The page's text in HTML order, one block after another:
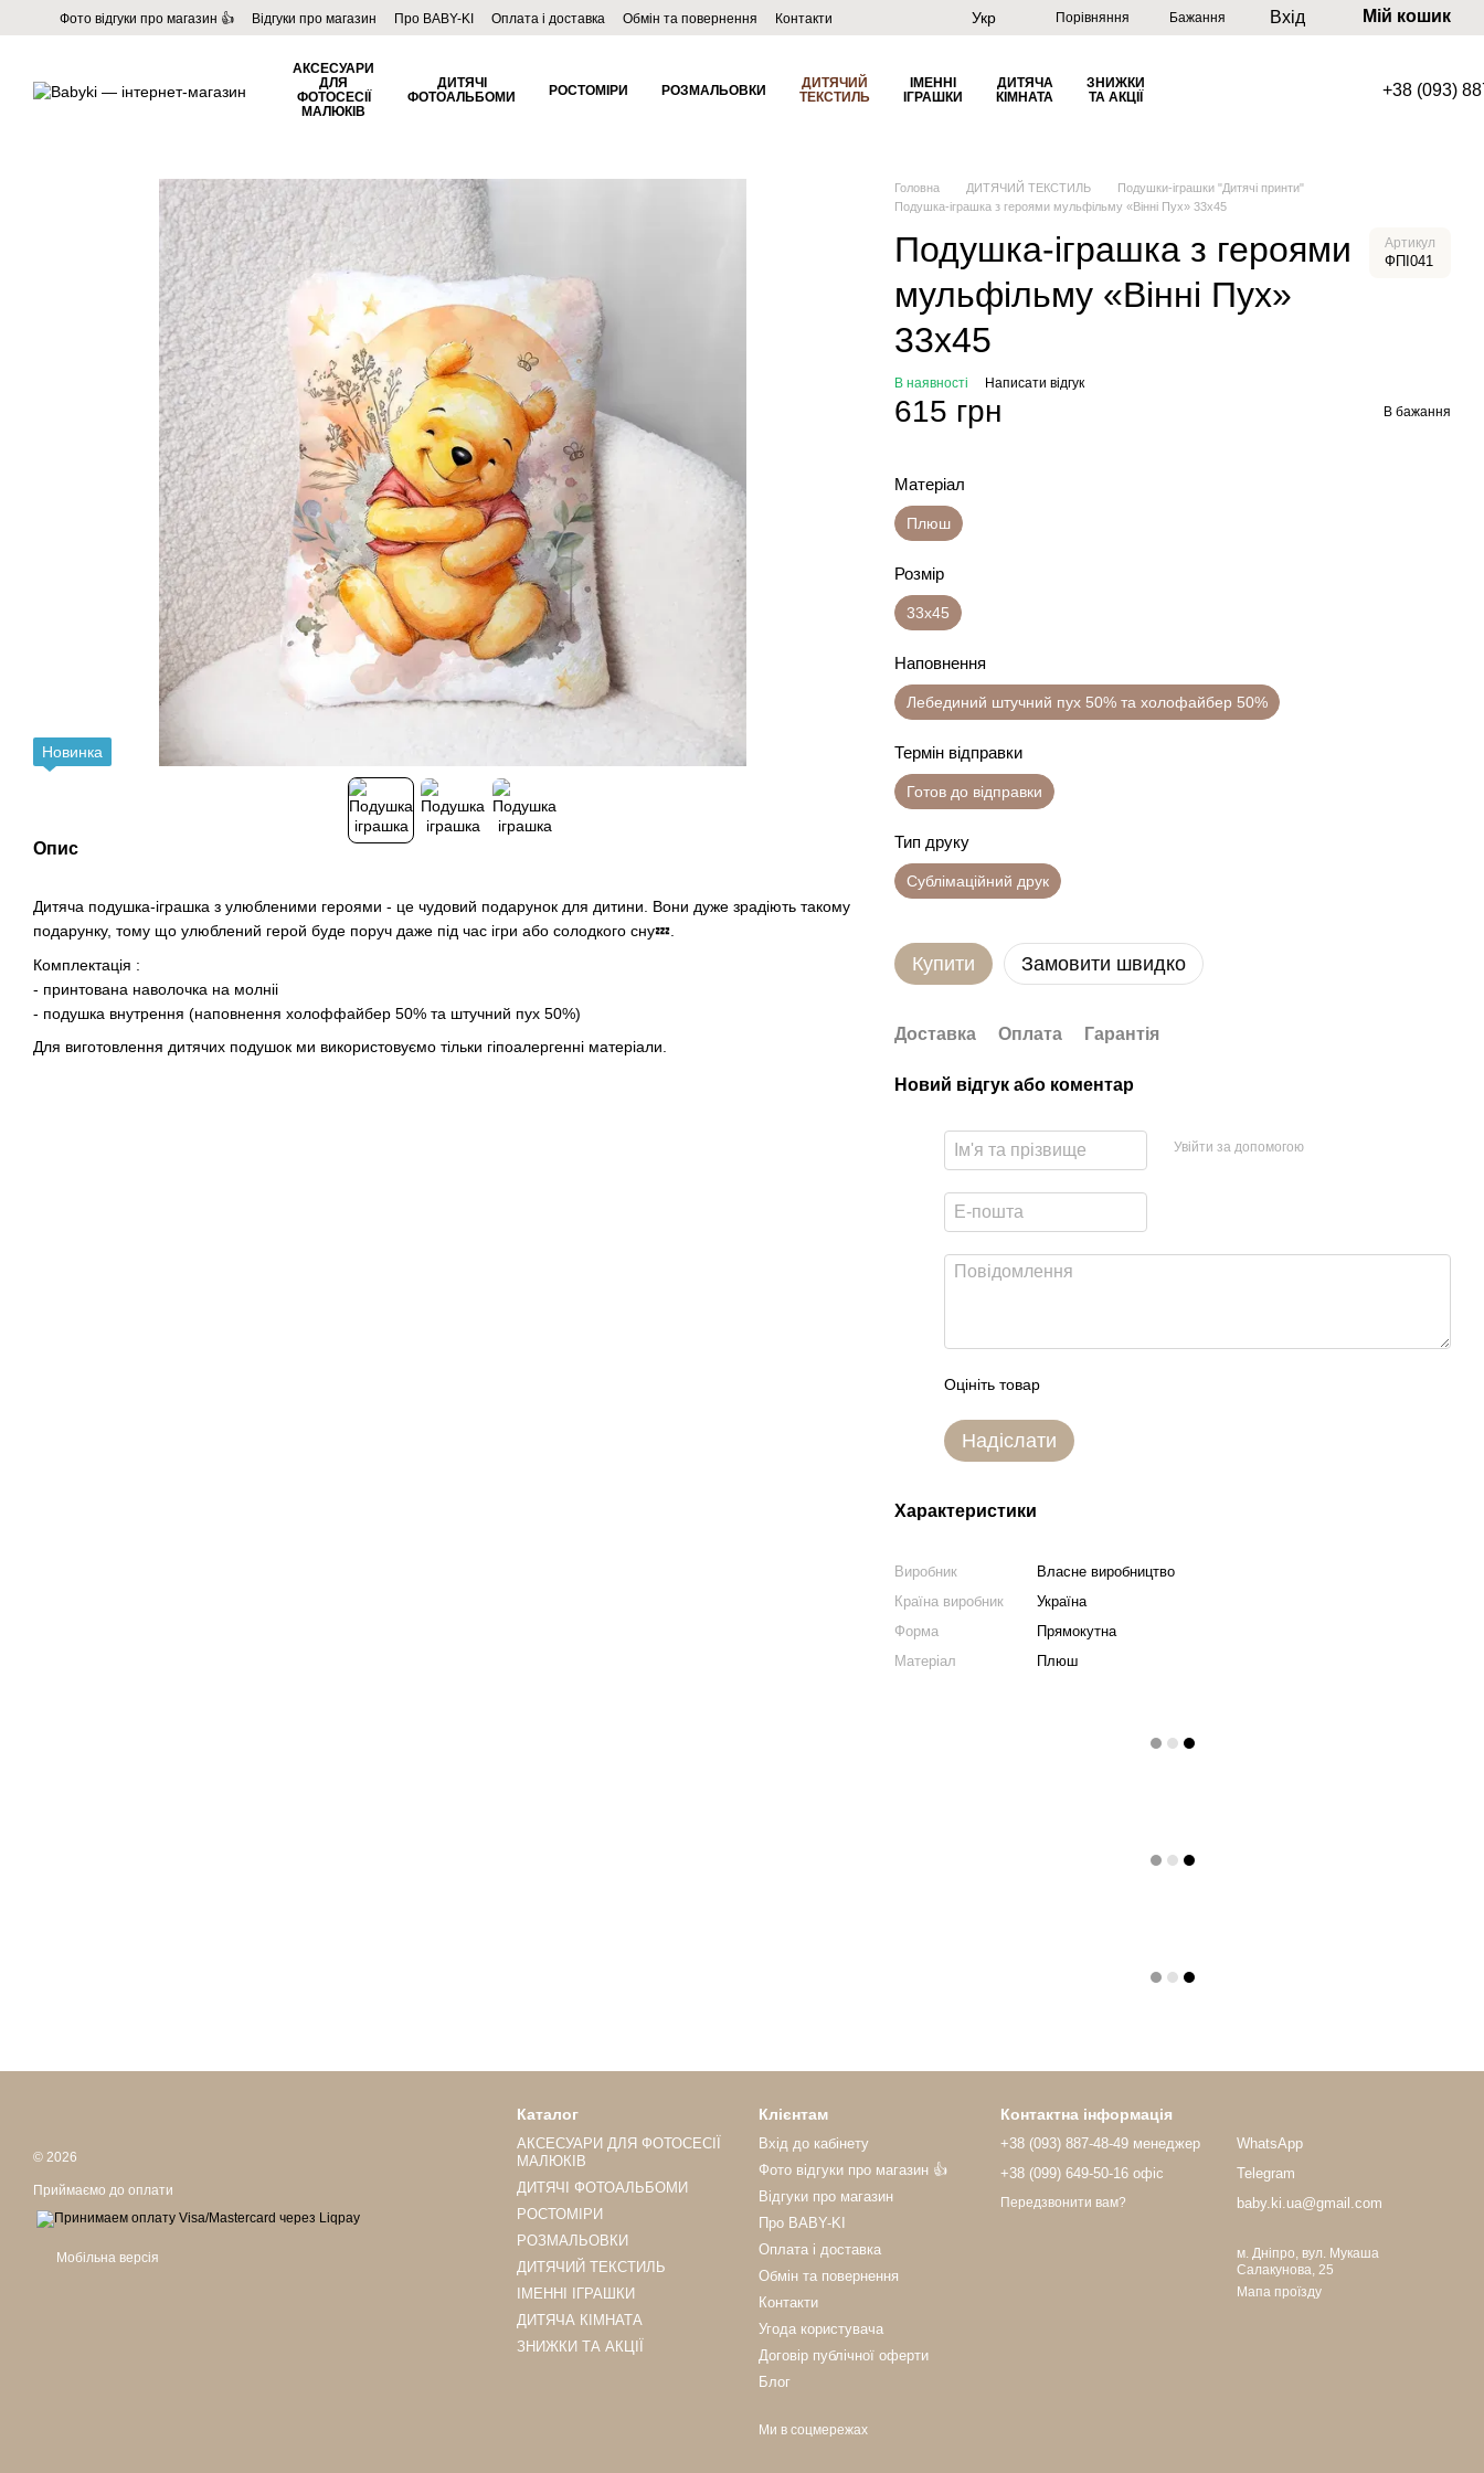
Перейти до основного контенту
Фото відгуки про магазин 👍 Відгуки про магазин Про BABY-KI Оплата і доставка Обмін та повернення
Контакти
Угода користувача
Договір публічної оферти Блог
Укр Порівняння Бажання Вхід Мій кошик
АКСЕСУАРИ
ДЛЯ
ФОТОСЕСІЇ
МАЛЮКІВ
ДИТЯЧІ
ФОТОАЛЬБОМИ
РОСТОМІРИ РОЗМАЛЬОВКИ
ДИТЯЧИЙ
ТЕКСТИЛЬ
ІМЕННІ
ІГРАШКИ
ДИТЯЧА
КІМНАТА
ЗНИЖКИ
ТА АКЦІЇ
+38 (093)
Новинка
Опис
Дитяча подушка-іграшка з улюбленими героями - це чудовий подарунок для дитини. Вони дуже зрадіють такому
подарунку, тому що улюблений герой буде поруч даже під час ігри або солодкого сну💤.
Комплектація :
- принтована наволочка на молніі
- подушка внутрення (наповнення холоффайбер 50% та штучний пух 50%)
Для виготовлення дитячих подушок ми використовуємо тільки гіпоалергенні матеріали.
Головна ДИТЯЧИЙ ТЕКСТИЛЬ
Подушки-іграшки "Дитячі принти"
Подушка-іграшка з героями мульфільму «Вінні Пух» 33х45
Подушка-іграшка з героями
мульфільму «Вінні Пух»
33х45
Артикул
ФПІ041
В наявності Написати відгук
615 грн В бажання
Матеріал
Плюш
Розмір
33х45
Наповнення
Лебединий штучний пух 50% та холофайбер 50%
Термін відправки
Готов до відправки
Тип друку
Сублімаційний друк
Купити Замовити швидко
Доставка Оплата Гарантія
Новий відгук або коментар
Увійти за допомогою
Оцініть товар
Надіслати
Характеристики
Виробник
Власне виробництво
Країна виробник
Україна
Форма
Прямокутна
Матеріал
Плюш
© 2026
Приймаємо до оплати
Мобільна версія
Каталог
АКСЕСУАРИ ДЛЯ ФОТОСЕСІЇ
МАЛЮКІВ
ДИТЯЧІ ФОТОАЛЬБОМИ
РОСТОМІРИ
РОЗМАЛЬОВКИ
ДИТЯЧИЙ ТЕКСТИЛЬ
ІМЕННІ ІГРАШКИ
ДИТЯЧА КІМНАТА
ЗНИЖКИ ТА АКЦІЇ
Клієнтам
Вхід до кабінету
Фото відгуки про магазин 👍
Відгуки про магазин
Про BABY-KI
Оплата і доставка
Обмін та повернення
Контакти
Угода користувача
Договір публічної оферти
Блог
Ми в соцмережах
Контактна інформація
+38 (093) 887-48-49 менеджер
+38 (099) 649-50-16 офіс
Передзвонити вам?
WhatsApp
Telegram
baby.ki.ua@gmail.com
м. Дніпро, вул. Мукаша
Салакунова, 25
Мапа проїзду